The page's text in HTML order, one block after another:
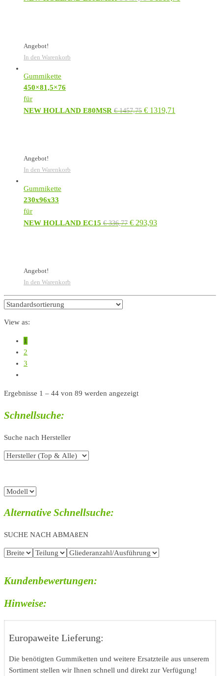
Angebot!
In den Warenkorb
Gummikette
450×81,5×76
für
NEW HOLLAND E80MSR €1457,75 € 1319,71
Angebot!
In den Warenkorb
Gummikette
230x96x33
für
NEW HOLLAND EC15 €336,77 € 293,93
Angebot!
In den Warenkorb
View as:
1
2
3
Ergebnisse 1 – 44 von 89 werden angezeigt
Schnellsuche:
Suche nach Hersteller
Alternative Schnellsuche:
SUCHE NACH ABMAßEN
Kundenbewertungen:
Hinweise:
Europaweite Lieferung:
Die benötigten Gummiketten und weitere Ersatzteile aus unserem
Sortiment stellen wir Ihnen schnell und direkt zur Verfügung!